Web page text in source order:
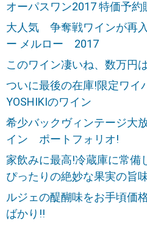
オーパスワン2017 特価予約
大人気 争奪戦ワインが再
ー メルロー 2017
このワイン凄いね、数万円
ついに最後の在庫!限定ワ
YOSHIKIのワイン
希少バックヴィンテージ大
イン ポートフォリオ!
家飲みに最高!冷蔵庫に常備
ぴったりの絶妙な果実の旨
ルジェの醍醐味をお手頃価
ばかり!!